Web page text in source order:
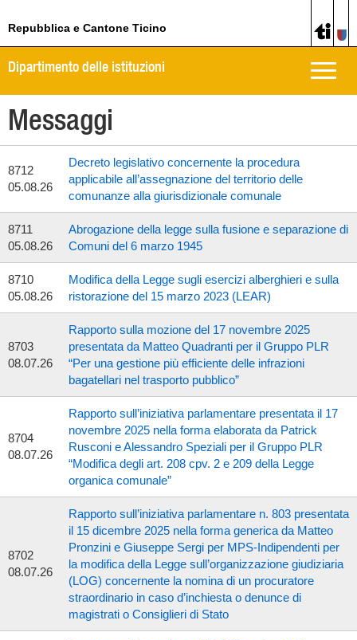
Repubblica e Cantone Ticino
Toggle
Dipartimento delle istituzioni
Messaggi
8712
05.08.26
Decreto legislativo concernente la procedura
applicabile all’assegnazione del territorio delle
comunanze alla giurisdizionale comunale
8711
05.08.26
Abrogazione della legge sulla fusione e separazione di
Comuni del 6 marzo 1945
8710
05.08.26
Modifica della Legge sugli esercizi alberghieri e sulla
ristorazione del 15 marzo 2023 (LEAR)
8703
08.07.26
Rapporto sulla mozione del 17 novembre 2025
presentata da Matteo Quadranti per il Gruppo PLR
“Per una gestione più efficiente delle infrazioni
bagatellari nel trasporto pubblico”
8704
08.07.26
Rapporto sull’iniziativa parlamentare presentata il 17
novembre 2025 nella forma elaborata da Patrick
Rusconi e Alessandro Speziali per il Gruppo PLR
“Modifica degli art. 208 cpv. 2 e 209 della Legge
organica comunale”
8702
08.07.26
Rapporto sull’iniziativa parlamentare n. 803 presentata
il 15 dicembre 2025 nella forma generica da Matteo
Pronzini e Giuseppe Sergi per MPS-Indipendenti per
la modifica della Legge sull’organizzazione giudiziaria
(LOG) concernente la nomina di un procuratore
straordinario in caso d’inchiesta o denunce di
magistrati o Consiglieri di Stato